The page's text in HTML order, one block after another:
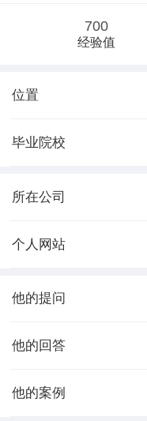
700
经验值
位置
毕业院校
所在公司
个人网站
他的提问
他的回答
他的案例